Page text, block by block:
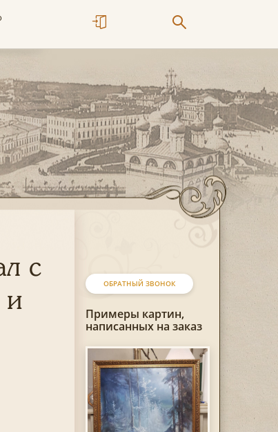
ОБРАТНЫЙ ЗВОНОК
Примеры картин,
написанных на заказ
с
и